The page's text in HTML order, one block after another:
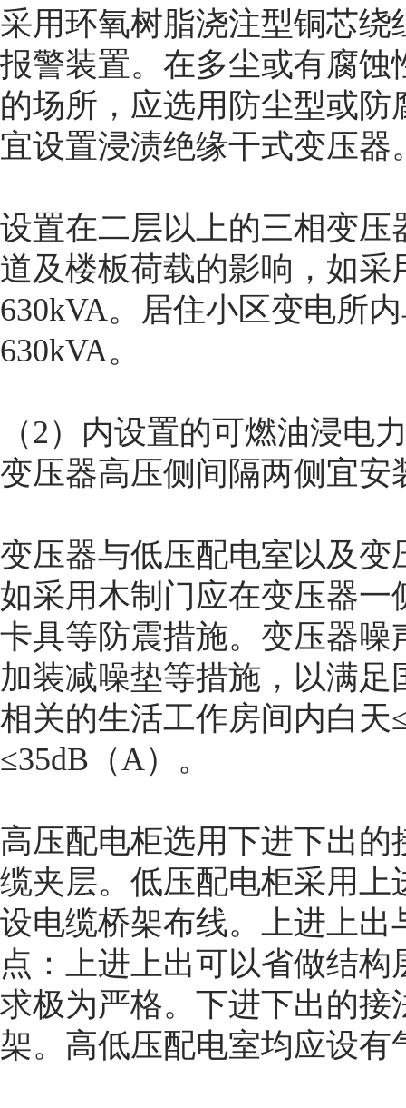
采用环氧树脂浇注型铜芯
报警装置。在多尘或有腐
的场所，应选用防尘型或
宜设置浸渍绝缘干式变压器
设置在二层以上的三相变
道及楼板荷载的影响，如
630kVA。居住小区变电所
630kVA。
（2）内设置的可燃油浸电
变压器高压侧间隔两侧宜安
变压器与低压配电室以及
如采用木制门应在变压器
卡具等防震措施。变压器
加装减噪垫等措施，以满
相关的生活工作房间内白天
≤35dB（A）。
高压配电柜选用下进下出
缆夹层。低压配电柜采用
设电缆桥架布线。上进上
点：上进上出可以省做结
求极为严格。下进下出的
架。高低压配电室均应设